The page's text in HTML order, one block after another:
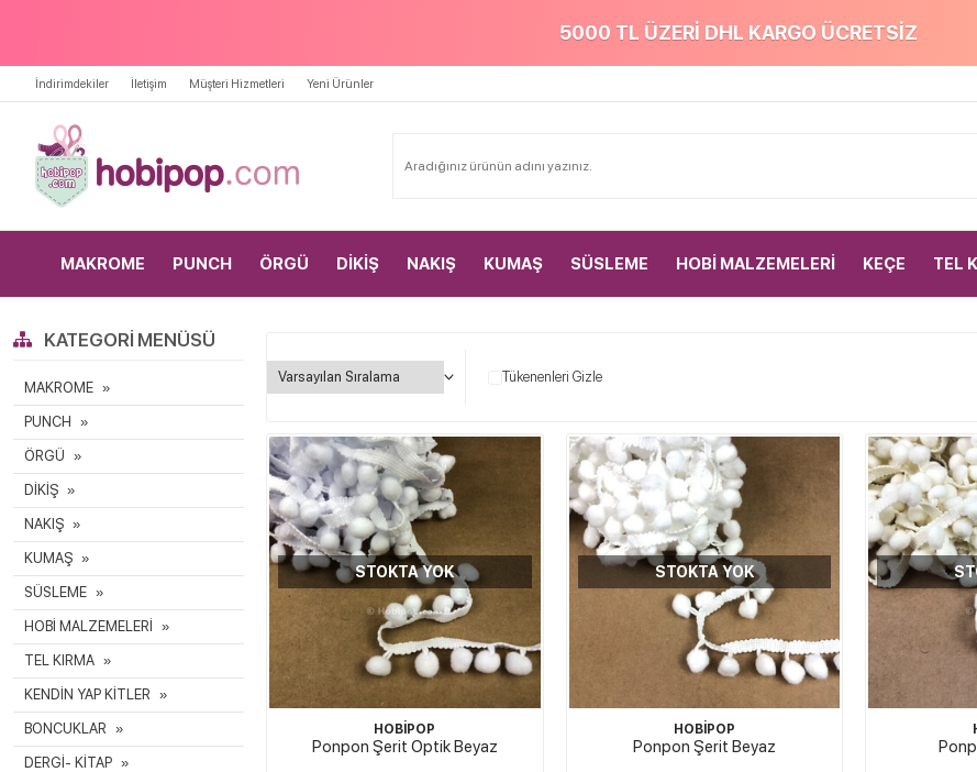
5000 TL ÜZERİ DHL KARGO ÜCRETSİZ
İndirimdekiler İletişim Müşteri Hizmetleri Yeni Ürünler
MAKROME PUNCH ÖRGÜ DİKİŞ NAKIŞ KUMAŞ SÜSLEME HOBİ MALZEMELERİ KEÇE TEL
KATEGORI MENÜSÜ
MAKROME
PUNCH
ÖRGÜ
DİKİŞ
NAKIŞ
KUMAŞ
SÜSLEME
HOBİ MALZEMELERİ
TEL KIRMA
KENDİN YAP KİTLER
BONCUKLAR
DERGİ- KİTAP
Tükenenleri Gizle
STOKTA YOK
HOBİPOP
Ponpon Şerit Optik Beyaz
STOKTA YOK
HOBİPOP
Ponpon Şerit Beyaz